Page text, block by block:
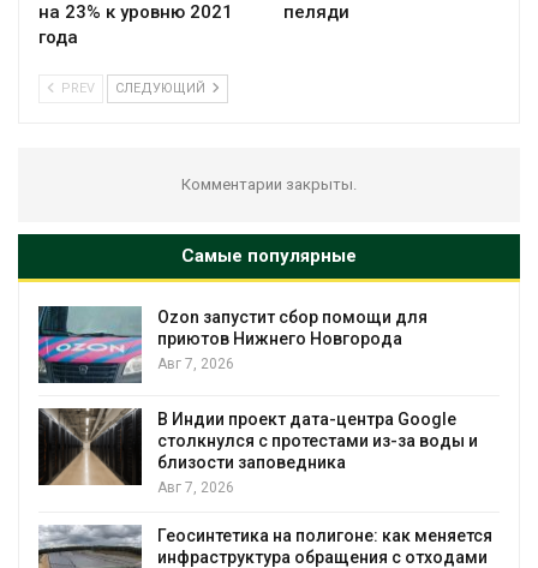
на 23% к уровню 2021
года
пеляди
PREV СЛЕДУЮЩИЙ
Комментарии закрыты.
Самые популярные
Ozon запустит сбор помощи для
приютов Нижнего Новгорода
Авг 7, 2026
В Индии проект дата-центра Google
столкнулся с протестами из-за воды и
близости заповедника
Авг 7, 2026
Геосинтетика на полигоне: как меняется
инфраструктура обращения с отходами